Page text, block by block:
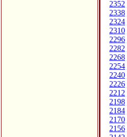
2352
2338
2324
2310
2296
2282
2268
2254
2240
2226
2212
2198
2184
2170
2156